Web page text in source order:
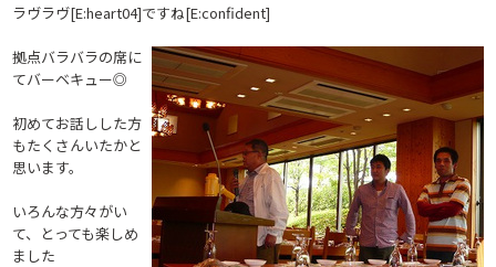
ラヴラヴ[E:heart04]ですね[E:confident]
拠点バラバラの席に
てバーベキュー◎
初めてお話しした方
もたくさんいたかと
思います。
いろんな方々がい
て、とっても楽しめ
ました